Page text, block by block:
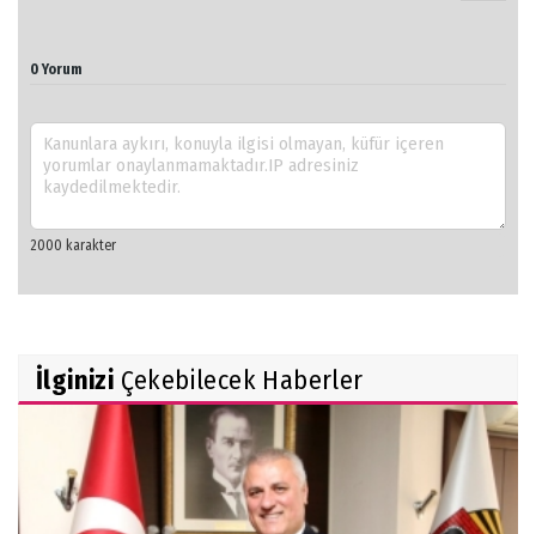
0 Yorum
İlginizi Çekebilecek Haberler